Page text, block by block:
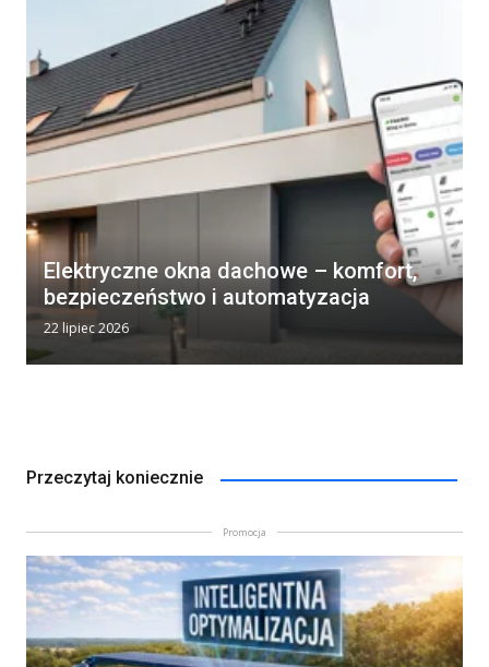
Elektryczne okna dachowe – komfort,
bezpieczeństwo i automatyzacja
22 lipiec 2026
Przeczytaj koniecznie
Promocja